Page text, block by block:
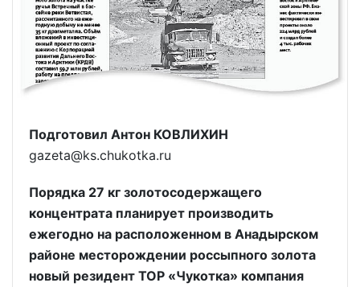
Подготовил Антон КОВЛИХИН
gazeta@ks.chukotka.ru
Порядка 27 кг золотосодержащего
концентрата планирует производить
ежегодно на расположенном в Анадырском
районе месторождении россыпного золота
новый резидент ТОР «Чукотка» компания